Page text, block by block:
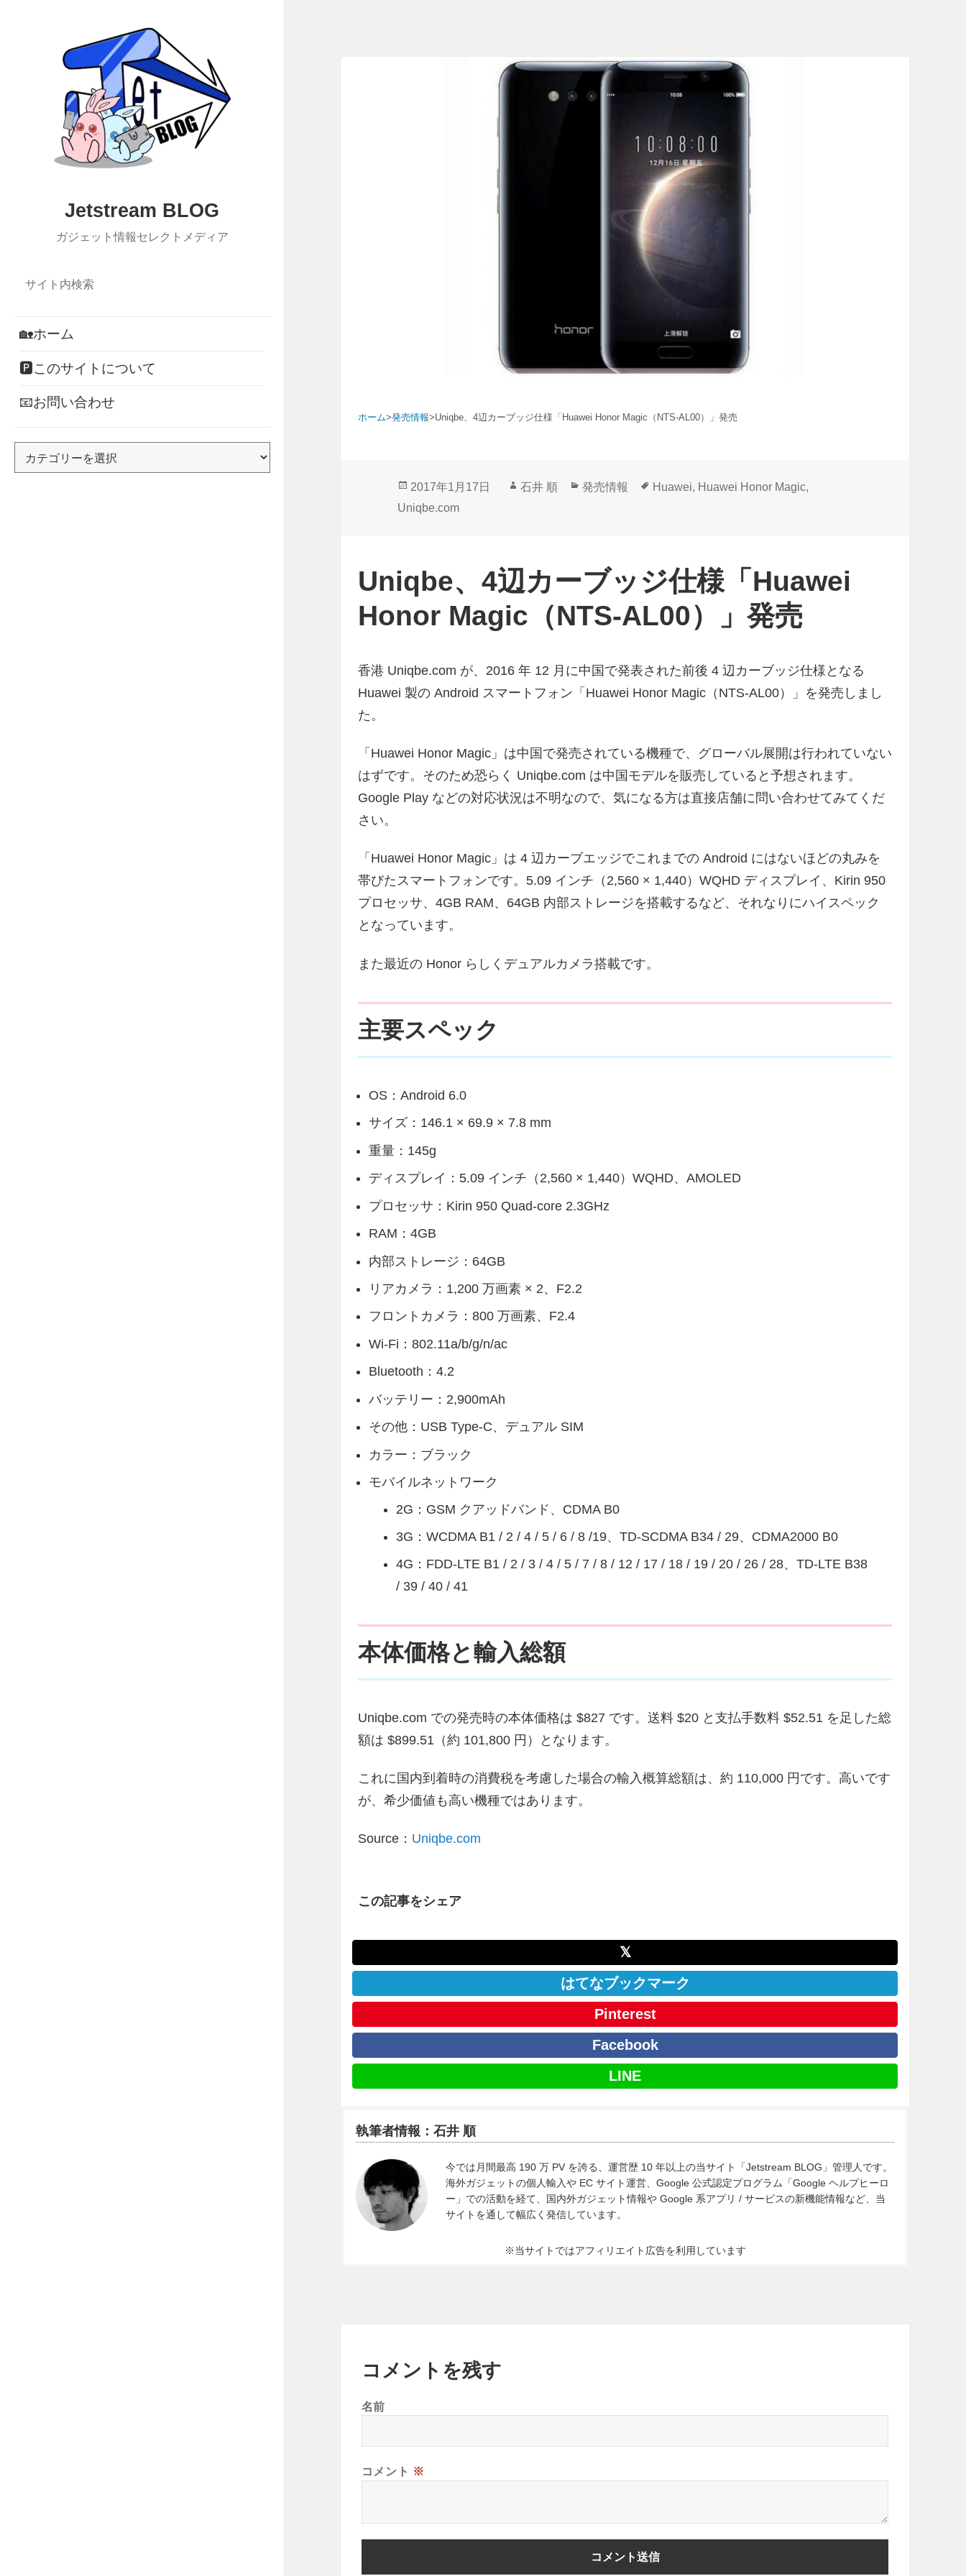
Jetstream BLOG
ガジェット情報セレクトメディア
🏡ホーム
🅿このサイトについて
📧お問い合わせ
ホーム>発売情報>Uniqbe、4辺カーブッジ仕様「Huawei Honor Magic（NTS-AL00）」発売
投
稿
2017年1月17日
作
石井 順
カ
発売情報
タ
Huawei, Huawei Honor Magic,
Uniqbe.com
Uniqbe、4辺カーブッジ仕様「Huawei
Honor Magic（NTS-AL00）」発売
香港 Uniqbe.com が、2016 年 12 月に中国で発表された前後 4 辺カーブッジ仕様となる
Huawei 製の Android スマートフォン「Huawei Honor Magic（NTS-AL00）」を発売しまし
た。
「Huawei Honor Magic」は中国で発売されている機種で、グローバル展開は行われていない
はずです。そのため恐らく Uniqbe.com は中国モデルを販売していると予想されます。
Google Play などの対応状況は不明なので、気になる方は直接店舗に問い合わせてみてくだ
さい。
「Huawei Honor Magic」は 4 辺カーブエッジでこれまでの Android にはないほどの丸みを
帯びたスマートフォンです。5.09 インチ（2,560 × 1,440）WQHD ディスプレイ、Kirin 950
プロセッサ、4GB RAM、64GB 内部ストレージを搭載するなど、それなりにハイスペック
となっています。
また最近の Honor らしくデュアルカメラ搭載です。
主要スペック
OS：Android 6.0
サイズ：146.1 × 69.9 × 7.8 mm
重量：145g
ディスプレイ：5.09 インチ（2,560 × 1,440）WQHD、AMOLED
プロセッサ：Kirin 950 Quad-core 2.3GHz
RAM：4GB
内部ストレージ：64GB
リアカメラ：1,200 万画素 × 2、F2.2
フロントカメラ：800 万画素、F2.4
Wi-Fi：802.11a/b/g/n/ac
Bluetooth：4.2
バッテリー：2,900mAh
その他：USB Type-C、デュアル SIM
カラー：ブラック
モバイルネットワーク
2G：GSM クアッドバンド、CDMA B0
3G：WCDMA B1 / 2 / 4 / 5 / 6 / 8 /19、TD-SCDMA B34 / 29、CDMA2000 B0
4G：FDD-LTE B1 / 2 / 3 / 4 / 5 / 7 / 8 / 12 / 17 / 18 / 19 / 20 / 26 / 28、TD-LTE B38
/ 39 / 40 / 41
本体価格と輸入総額
Uniqbe.com での発売時の本体価格は $827 です。送料 $20 と支払手数料 $52.51 を足した総
額は $899.51（約 101,800 円）となります。
これに国内到着時の消費税を考慮した場合の輸入概算総額は、約 110,000 円です。高いです
が、希少価値も高い機種ではあります。
Source： Uniqbe.com
この記事をシェア
𝕏
はてなブックマーク
Pinterest
Facebook
LINE
執筆者情報：石井 順
今では月間最高 190 万 PV を誇る、運営歴 10 年以上の当サイト「Jetstream BLOG」管理人です。
海外ガジェットの個人輸入や EC サイト運営、Google 公式認定プログラム「Google ヘルプヒーロ
ー」での活動を経て、国内外ガジェット情報や Google 系アプリ / サービスの新機能情報など、当
サイトを通して幅広く発信しています。
※当サイトではアフィリエイト広告を利用しています
コメントを残す
名前
コメント ※